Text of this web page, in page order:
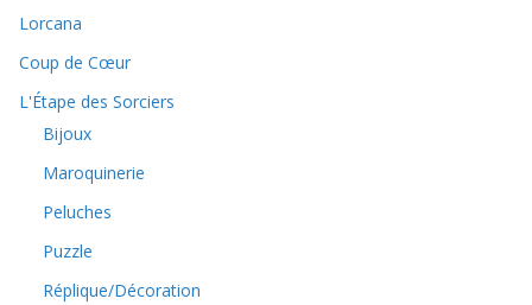
du
produit
Lorcana
Coup de Cœur
L'Étape des Sorciers
Bijoux
Maroquinerie
Peluches
Puzzle
Réplique/Décoration